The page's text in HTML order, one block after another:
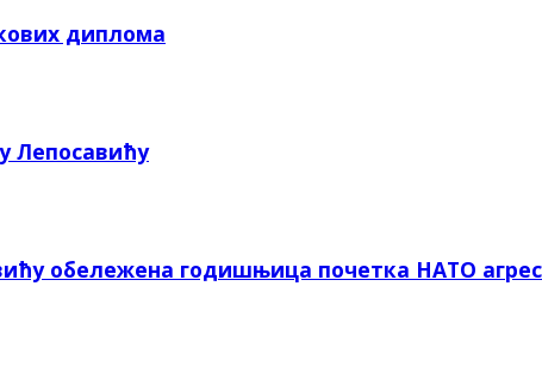
диплома
Лепосавићу
обележена годишњица почетка НАТО